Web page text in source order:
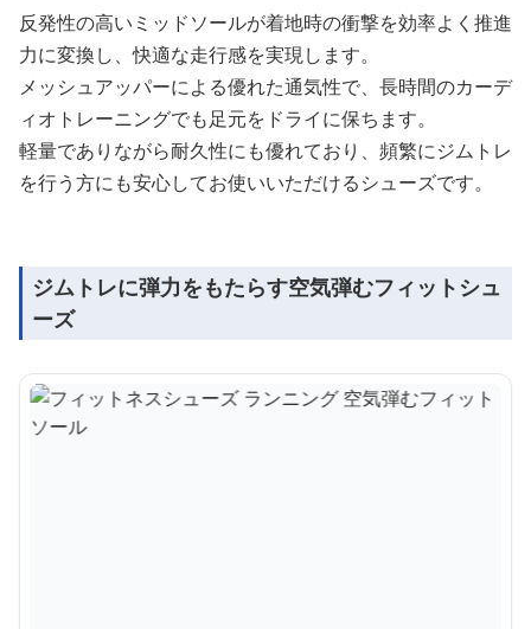
反発性の高いミッドソールが着地時の衝撃を効率よく推進
力に変換し、快適な走行感を実現します。
メッシュアッパーによる優れた通気性で、長時間のカーデ
ィオトレーニングでも足元をドライに保ちます。
軽量でありながら耐久性にも優れており、頻繁にジムトレ
を行う方にも安心してお使いいただけるシューズです。
ジムトレに弾力をもたらす空気弾むフィットシュ
ーズ